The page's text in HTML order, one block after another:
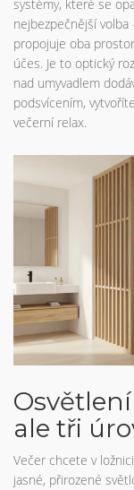
systémy, které se
nejbezpečnější
propojuje oba
účes. Je to optický
nad umyvadlem
podsvícením,
večerní relax.
ale tři
Večer chcete v
jasné, přirozené